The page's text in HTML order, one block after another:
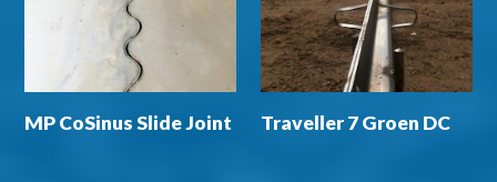
MP CoSinus Slide Joint Traveller 7 Groen DC